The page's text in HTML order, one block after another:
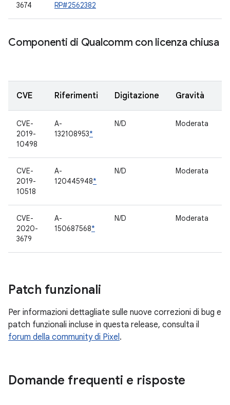
3674
RP#2562382
Componenti di Qualcomm con licenza chiusa
CVE Riferimenti Digitazione Gravità
CVE-
2019-
10498
A-
132108953*
N/D Moderata
CVE-
2019-
10518
A-
120445948*
N/D Moderata
CVE-
2020-
3679
A-
150687568*
N/D Moderata
Patch funzionali
Per informazioni dettagliate sulle nuove correzioni di bug e
patch funzionali incluse in questa release, consulta il
forum della community di Pixel.
Domande frequenti e risposte